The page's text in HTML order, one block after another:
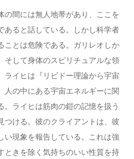
の間には無人地帯があり、ここを
あると話している。しかし科学者
ことは危険である。ガリレオしか
そして身体のスピリチュアルな領
ライヒは『リビドー理論から宇宙
人の中にある宇宙エネルギーに関
ライヒは筋肉の鎧の記憶を扱う
つける。彼のクライアントは、彼
い現象を報告している。これは強
ときを除く気持ちのいい性質を持